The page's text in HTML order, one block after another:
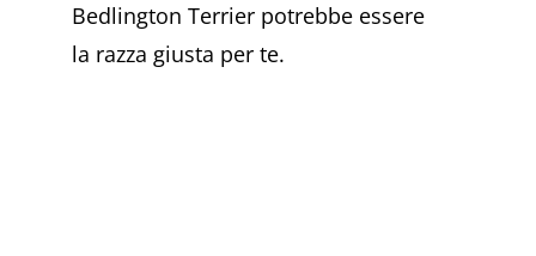
Bedlington Terrier potrebbe essere
la razza giusta per te.